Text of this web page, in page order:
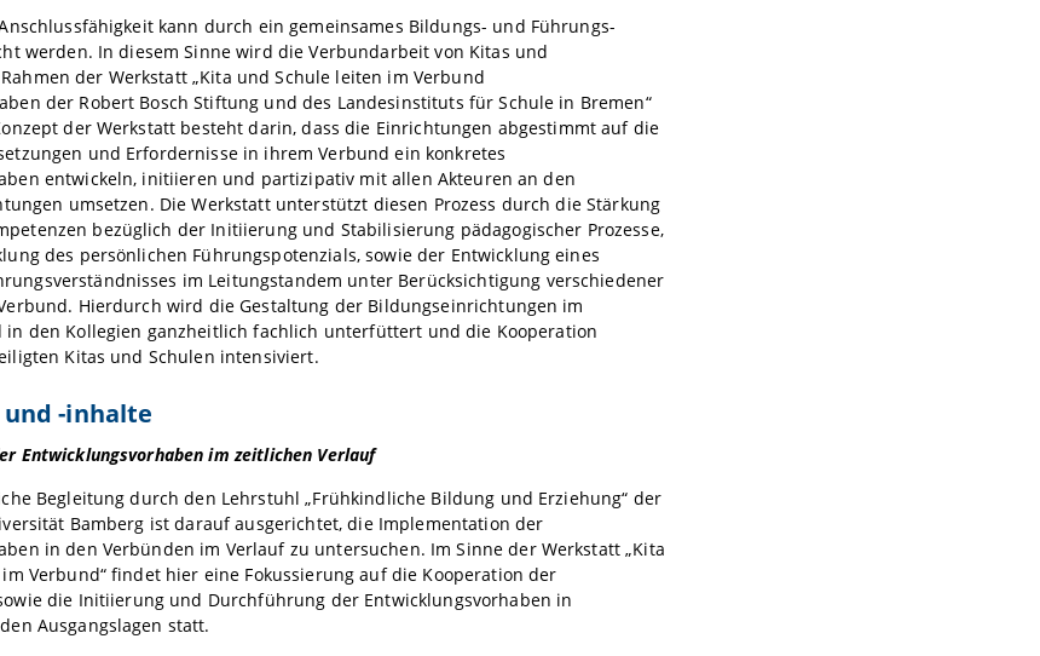
kann durch ein gemeinsames Bildungs- und Führungs-
werden. In diesem Sinne wird die Verbundarbeit von Kitas und
der Werkstatt „Kita und Schule leiten im Verbund
der Robert Bosch Stiftung und des Landesinstituts für Schule in Bremen“
der Werkstatt besteht darin, dass die Einrichtungen abgestimmt auf die
und Erfordernisse in ihrem Verbund ein konkretes
entwickeln, initiieren und partizipativ mit allen Akteuren an den
umsetzen. Die Werkstatt unterstützt diesen Prozess durch die Stärkung
bezüglich der Initiierung und Stabilisierung pädagogischer Prozesse,
des persönlichen Führungspotenzials, sowie der Entwicklung eines
im Leitungstandem unter Berücksichtigung verschiedener
Hierdurch wird die Gestaltung der Bildungseinrichtungen im
in den Kollegien ganzheitlich fachlich unterfüttert und die Kooperation
Kitas und Schulen intensiviert.
-inhalte
Entwicklungsvorhaben im zeitlichen Verlauf
Begleitung durch den Lehrstuhl „Frühkindliche Bildung und Erziehung“ der
Bamberg ist darauf ausgerichtet, die Implementation der
in den Verbünden im Verlauf zu untersuchen. Im Sinne der Werkstatt „Kita
Verbund“ findet hier eine Fokussierung auf die Kooperation der
die Initiierung und Durchführung der Entwicklungsvorhaben in
Ausgangslagen statt.